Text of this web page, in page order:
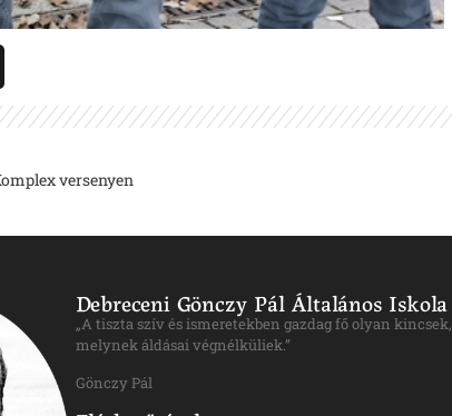
versenyen
Debreceni Gönczy Pál Általános Iskola
„A tiszta szív és ismeretekben gazdag fő olyan kincsek,
melynek áldásai végnélküliek.”
Gönczy Pál